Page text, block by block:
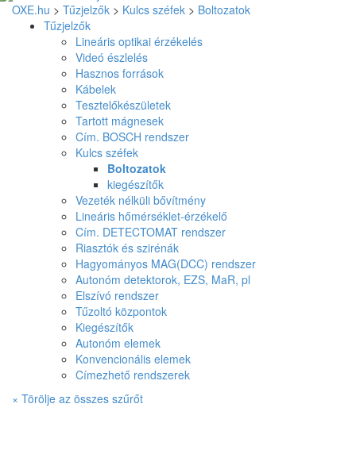
OXE.hu > Tűzjelzők > Kulcs széfek > Boltozatok
Tűzjelzők
Lineáris optikai érzékelés
Videó észlelés
Hasznos források
Kábelek
Tesztelőkészületek
Tartott mágnesek
Cím. BOSCH rendszer
Kulcs széfek
Boltozatok
kiegészítők
Vezeték nélküli bővítmény
Lineáris hőmérséklet-érzékelő
Cím. DETECTOMAT rendszer
Riasztók és szirénák
Hagyományos MAG(DCC) rendszer
Autonóm detektorok, EZS, MaR, pl
Elszívó rendszer
Tűzoltó központok
Kiegészítők
Autonóm elemek
Konvencionális elemek
Címezhető rendszerek
× Törölje az összes szűrőt